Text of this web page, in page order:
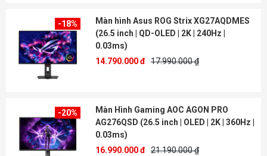
-18%
Màn hình Asus ROG Strix XG27AQDMES
(26.5 inch | QD-OLED | 2K | 240Hz |
0.03ms)
14.790.000 đ 17.990.000 ₫
-20%
Màn Hình Gaming AOC AGON PRO
AG276QSD (26.5 inch | OLED | 2K | 360Hz |
0.03ms)
16.990.000 đ 21.190.000 ₫